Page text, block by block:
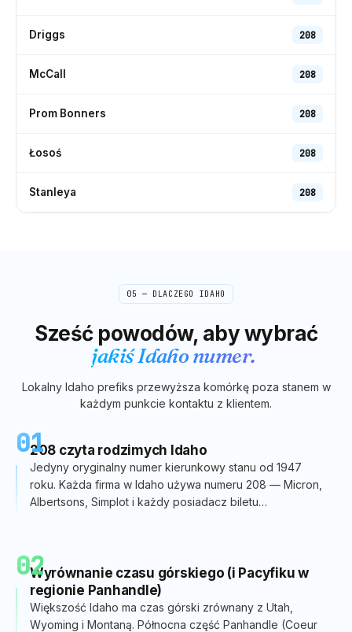
Driggs 208
McCall 208
Prom Bonners 208
Łosoś 208
Stanleya 208
05 — DLACZEGO IDAHO
Sześć powodów, aby wybrać
jakiśIdahonumer.
Lokalny Idaho prefiks przewyższa komórkę poza stanem w
każdym punkcie kontaktu z klientem.
01208 czyta rodzimych Idaho
Jedyny oryginalny numer kierunkowy stanu od 1947
roku. Każda firma w Idaho używa numeru 208 — Micron,
Albertsons, Simplot i każdy posiadacz biletu
02Wyrównanie czasu górskiego (i Pacyfiku w
regionie Panhandle)
Większość Idaho ma czas górski zrównany z Utah,
Wyoming i Montaną. Północna część Panhandle (Coeur